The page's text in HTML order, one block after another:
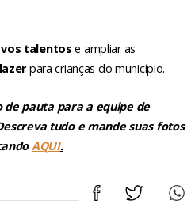
talentos e ampliar as
para crianças do município.
pauta para a equipe de
tudo e mande suas fotos
AQUI.